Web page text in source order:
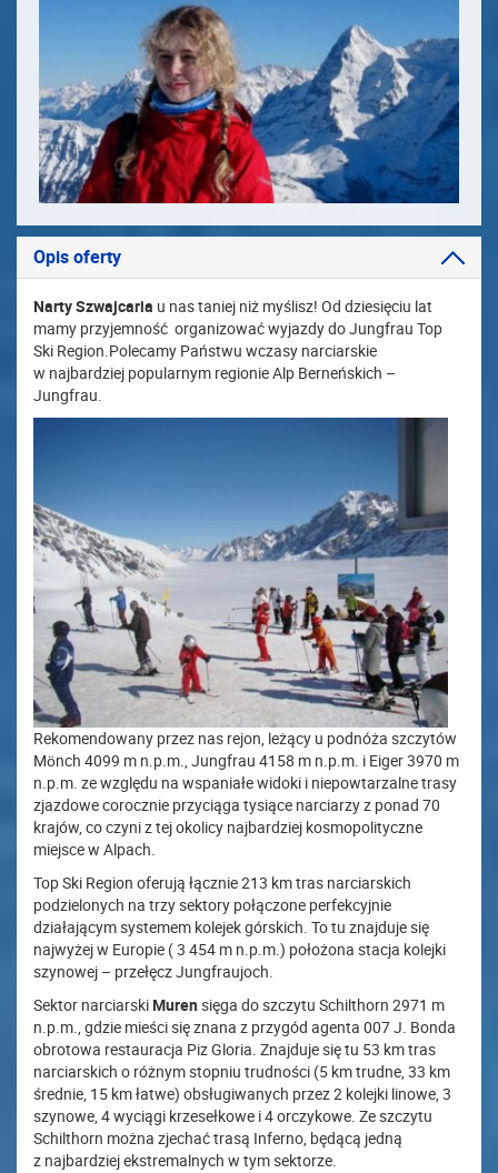
Opis oferty
Narty Szwajcaria u nas taniej niż myślisz! Od dziesięciu lat
mamy przyjemność organizować wyjazdy do Jungfrau Top
Ski Region.Polecamy Państwu wczasy narciarskie
w najbardziej popularnym regionie Alp Berneńskich –
Jungfrau.
Rekomendowany przez nas rejon, leżący u podnóża szczytów
Mönch 4099 m n.p.m., Jungfrau 4158 m n.p.m. i Eiger 3970 m
n.p.m. ze względu na wspaniałe widoki i niepowtarzalne trasy
zjazdowe corocznie przyciąga tysiące narciarzy z ponad 70
krajów, co czyni z tej okolicy najbardziej kosmopolityczne
miejsce w Alpach.
Top Ski Region oferują łącznie 213 km tras narciarskich
podzielonych na trzy sektory połączone perfekcyjnie
działającym systemem kolejek górskich. To tu znajduje się
najwyżej w Europie ( 3 454 m n.p.m.) położona stacja kolejki
szynowej – przełęcz Jungfraujoch.
Sektor narciarski Muren sięga do szczytu Schilthorn 2971 m
n.p.m., gdzie mieści się znana z przygód agenta 007 J. Bonda
obrotowa restauracja Piz Gloria. Znajduje się tu 53 km tras
narciarskich o różnym stopniu trudności (5 km trudne, 33 km
średnie, 15 km łatwe) obsługiwanych przez 2 kolejki linowe, 3
szynowe, 4 wyciągi krzesełkowe i 4 orczykowe. Ze szczytu
Schilthorn można zjechać trasą Inferno, będącą jedną
z najbardziej ekstremalnych w tym sektorze.